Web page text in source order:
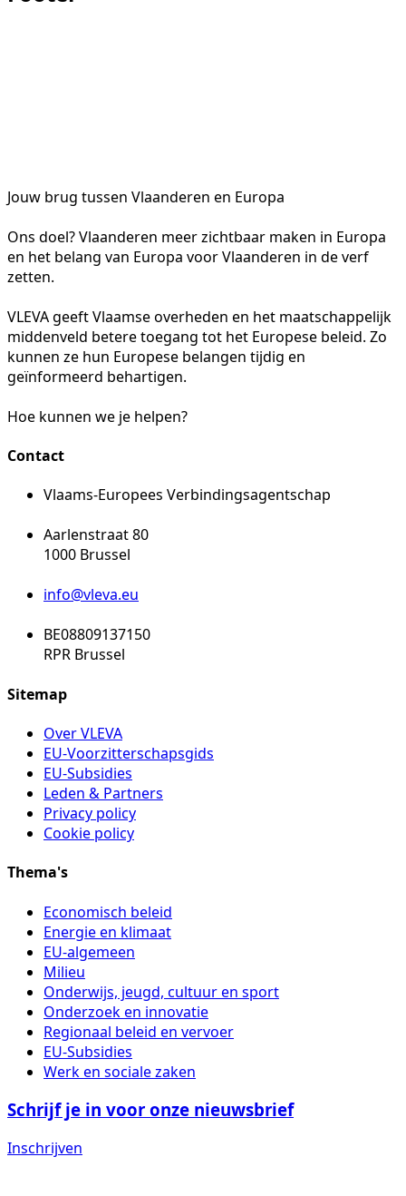
Jouw brug tussen Vlaanderen en Europa
Ons doel? Vlaanderen meer zichtbaar maken in Europa
en het belang van Europa voor Vlaanderen in de verf
zetten.
VLEVA geeft Vlaamse overheden en het maatschappelijk
middenveld betere toegang tot het Europese beleid. Zo
kunnen ze hun Europese belangen tijdig en
geïnformeerd behartigen.
Hoe kunnen we je helpen?
Contact
Vlaams-Europees Verbindingsagentschap
Aarlenstraat 80
1000 Brussel
info@vleva.eu
BE08809137150
RPR Brussel
Sitemap
Over VLEVA
EU-Voorzitterschapsgids
EU-Subsidies
Leden & Partners
Privacy policy
Cookie policy
Thema's
Economisch beleid
Energie en klimaat
EU-algemeen
Milieu
Onderwijs, jeugd, cultuur en sport
Onderzoek en innovatie
Regionaal beleid en vervoer
EU-Subsidies
Werk en sociale zaken
Schrijf je in voor onze nieuwsbrief
Inschrijven